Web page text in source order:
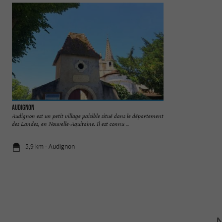
Audignon
Audignon est un petit village paisible situé dans le département
des Landes, en Nouvelle-Aquitaine. Il est connu ...
5,9 km - Audignon